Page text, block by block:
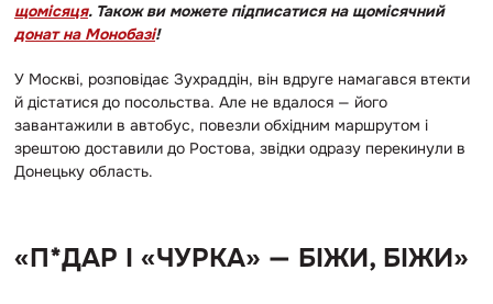
щомісяця. Також ви можете підписатися на щомісячний
донат на Монобазі!
У Москві, розповідає Зухраддін, він вдруге намагався втекти
й дістатися до посольства. Але не вдалося — його
завантажили в автобус, повезли обхідним маршрутом і
зрештою доставили до Ростова, звідки одразу перекинули в
Донецьку область.
«П*ДАР І «ЧУРКА» — БІЖИ, БІЖИ»